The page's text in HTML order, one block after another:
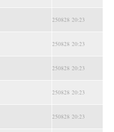
250828 20:23
250828 20:23
250828 20:23
250828 20:23
250828 20:23